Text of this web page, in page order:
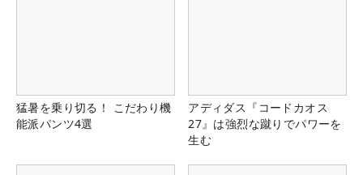
猛暑を乗り切る！ こだわり機
能派パンツ4選
アディダス『コードカオス
27』は強烈な蹴りでパワーを
生む